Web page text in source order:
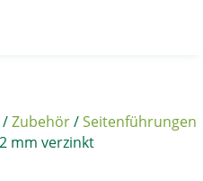
/Zubehör/Seitenführungen
mm verzinkt